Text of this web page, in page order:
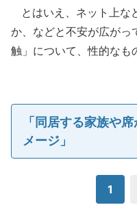
とはいえ、ネット上な
か、などと不安が広がっ
触」について、性的なも
「同居する家族や
メージ」
1